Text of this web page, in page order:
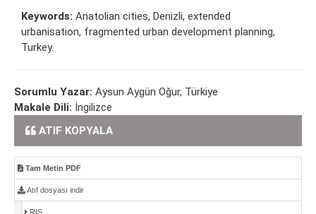
Keywords: Anatolian cities, Denizli, extended
urbanisation, fragmented urban development planning,
Turkey.
Sorumlu Yazar: Aysun Aygün Oğur, Türkiye
Makale Dili: İngilizce
ATIF KOPYALA
Tam Metin PDF
Atıf dosyası indir
RIS